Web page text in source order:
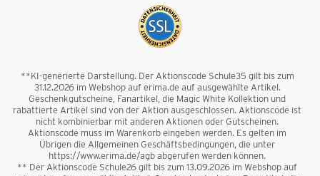
**KI-generierte Darstellung. Der Aktionscode Schule35 gilt bis zum
31.12.2026 im Webshop auf erima.de auf ausgewählte Artikel.
Geschenkgutscheine, Fanartikel, die Magic White Kollektion und
rabattierte Artikel sind von der Aktion ausgeschlossen. Aktionscode ist
nicht kombinierbar mit anderen Aktionen oder Gutscheinen.
Aktionscode muss im Warenkorb eingeben werden. Es gelten im
Übrigen die Allgemeinen Geschäftsbedingungen, die unter
https://www.erima.de/agb abgerufen werden können.
** Der Aktionscode Schule26 gilt bis zum 13.09.2026 im Webshop auf